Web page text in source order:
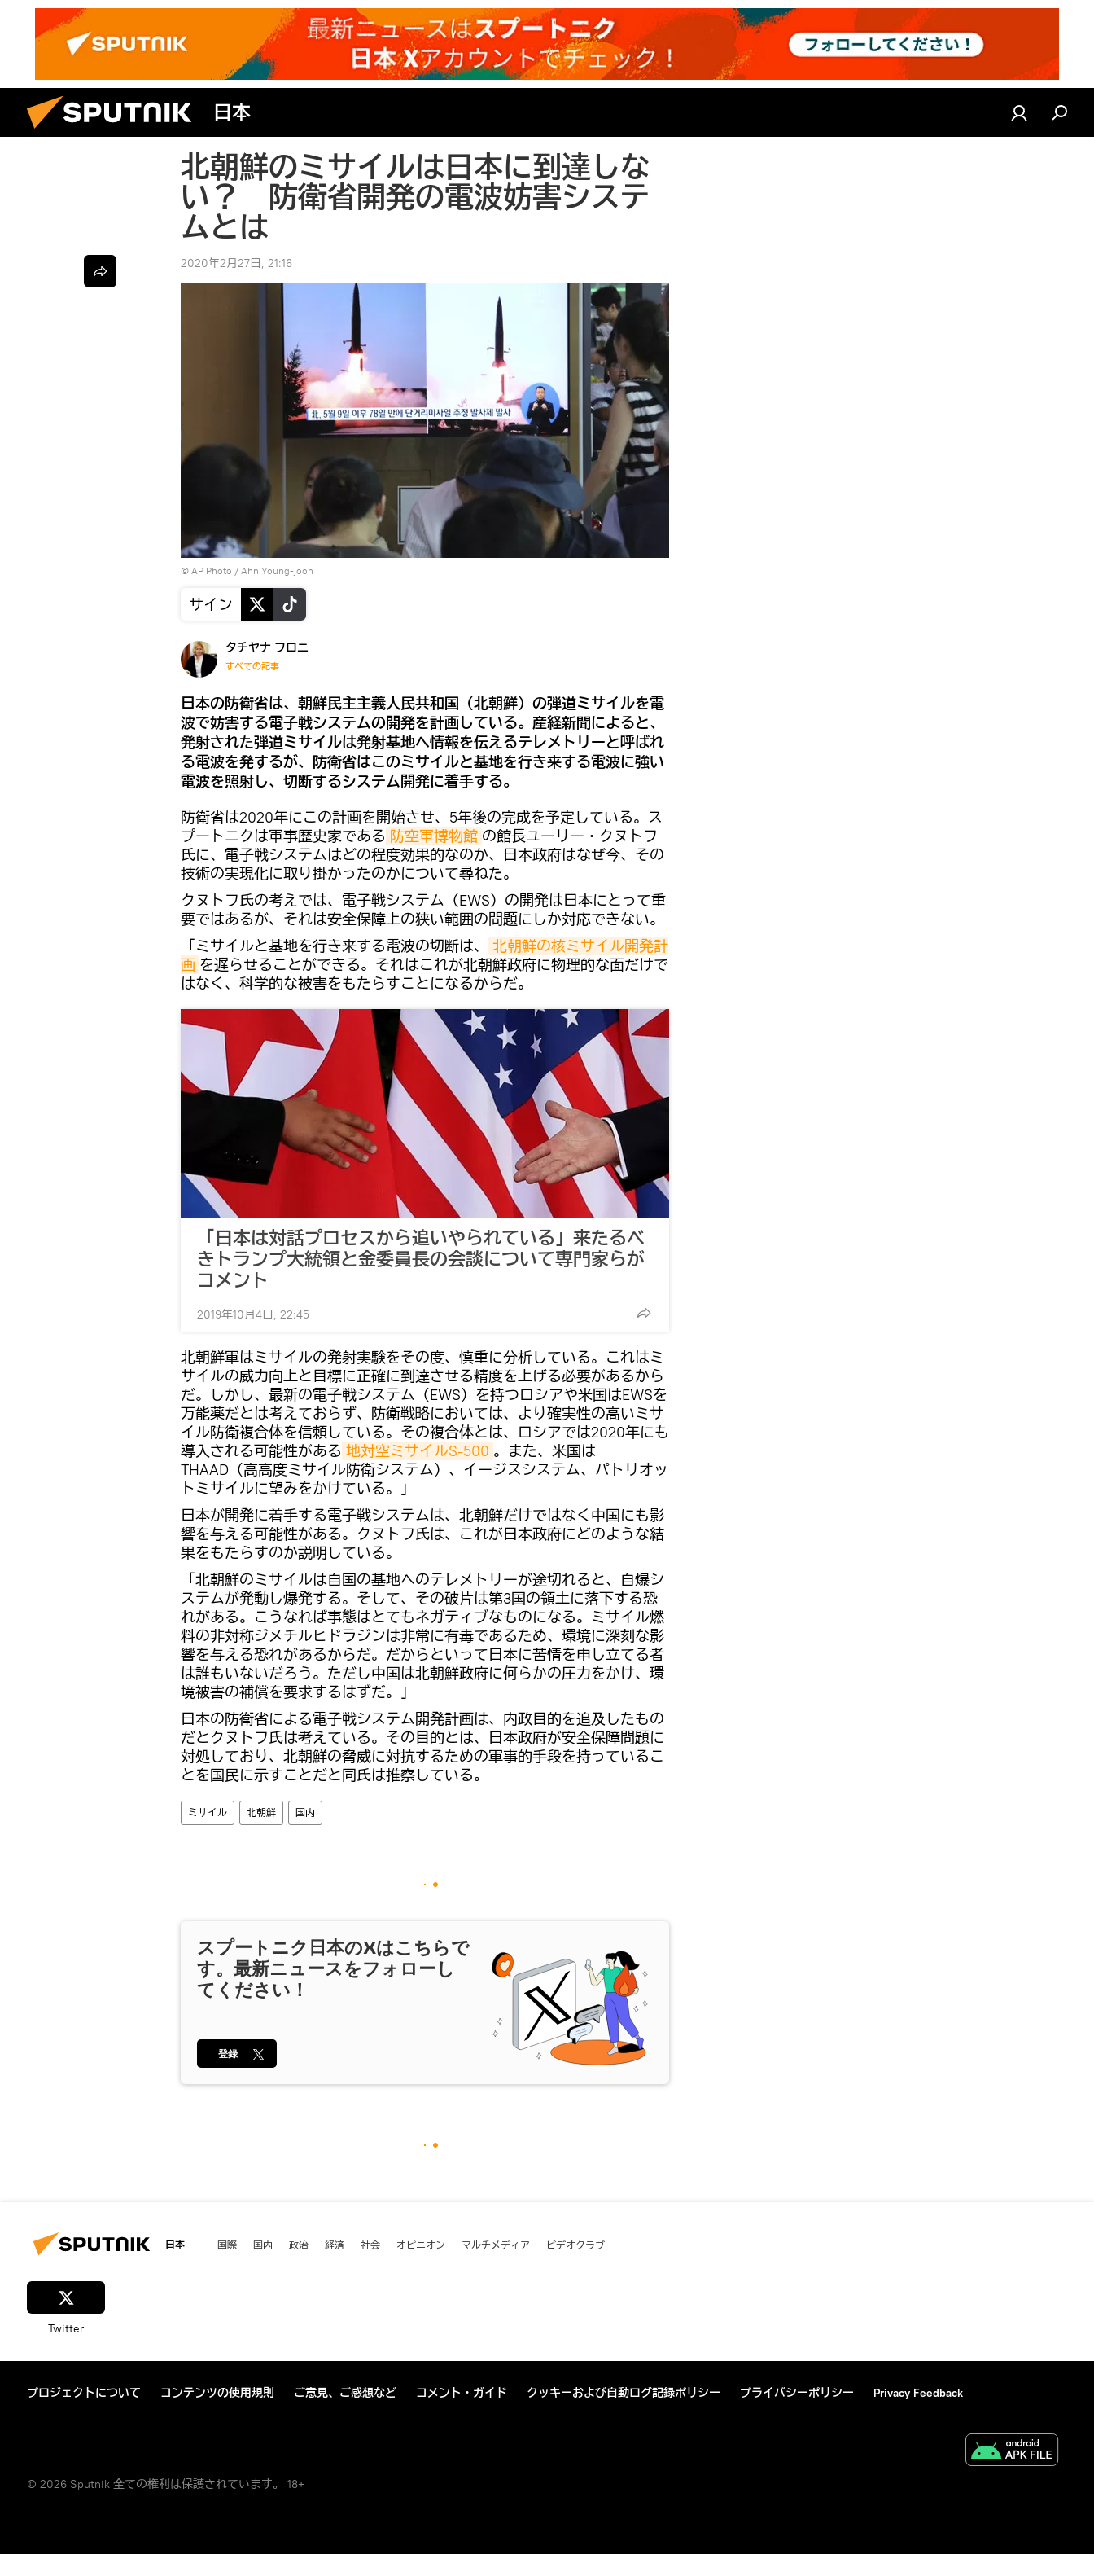
日本
北朝鮮のミサイルは日本に到達しな
い？ 防衛省開発の電波妨害システ
ムとは
2020年2月27日, 21:16
© AP Photo / Ahn Young-joon
サイン
タチヤナ フロニ
すべての記事
日本の防衛省は、朝鮮民主主義人民共和国（北朝鮮）の弾道ミサイルを電
波で妨害する電子戦システムの開発を計画している。産経新聞によると、
発射された弾道ミサイルは発射基地へ情報を伝えるテレメトリーと呼ばれ
る電波を発するが、防衛省はこのミサイルと基地を行き来する電波に強い
電波を照射し、切断するシステム開発に着手する。
防衛省は2020年にこの計画を開始させ、5年後の完成を予定している。ス
プートニクは軍事歴史家である 防空軍博物館 の館長ユーリー・クヌトフ
氏に、電子戦システムはどの程度効果的なのか、日本政府はなぜ今、その
技術の実現化に取り掛かったのかについて尋ねた。
クヌトフ氏の考えでは、電子戦システム（EWS）の開発は日本にとって重
要ではあるが、それは安全保障上の狭い範囲の問題にしか対応できない。
「ミサイルと基地を行き来する電波の切断は、
北朝鮮の核ミサイル開発計
画 を遅らせることができる。それはこれが北朝鮮政府に物理的な面だけで
はなく、科学的な被害をもたらすことになるからだ。
「日本は対話プロセスから追いやられている」来たるべ
きトランプ大統領と金委員長の会談について専門家らが
コメント
2019年10月4日, 22:45
北朝鮮軍はミサイルの発射実験をその度、慎重に分析している。これはミ
サイルの威力向上と目標に正確に到達させる精度を上げる必要があるから
だ。しかし、最新の電子戦システム（EWS）を持つロシアや米国はEWSを
万能薬だとは考えておらず、防衛戦略においては、より確実性の高いミサ
イル防衛複合体を信頼している。その複合体とは、ロシアでは2020年にも
導入される可能性がある 地対空ミサイルS-500 。また、米国は
THAAD（高高度ミサイル防衛システム）、イージスシステム、パトリオッ
トミサイルに望みをかけている。」
日本が開発に着手する電子戦システムは、北朝鮮だけではなく中国にも影
響を与える可能性がある。クヌトフ氏は、これが日本政府にどのような結
果をもたらすのか説明している。
「北朝鮮のミサイルは自国の基地へのテレメトリーが途切れると、自爆シ
ステムが発動し爆発する。そして、その破片は第3国の領土に落下する恐
れがある。こうなれば事態はとてもネガティブなものになる。ミサイル燃
料の非対称ジメチルヒドラジンは非常に有毒であるため、環境に深刻な影
響を与える恐れがあるからだ。だからといって日本に苦情を申し立てる者
は誰もいないだろう。ただし中国は北朝鮮政府に何らかの圧力をかけ、環
境被害の補償を要求するはずだ。」
日本の防衛省による電子戦システム開発計画は、内政目的を追及したもの
だとクヌトフ氏は考えている。その目的とは、日本政府が安全保障問題に
対処しており、北朝鮮の脅威に対抗するための軍事的手段を持っているこ
とを国民に示すことだと同氏は推察している。
ミサイル 北朝鮮 国内
スプートニク日本のXはこちらで
す。最新ニュースをフォローし
てください！
登録
日本 国際 国内 政治 経済 社会 オピニオン マルチメディア ビデオクラブ
Twitter
プロジェクトについて コンテンツの使用規則 ご意見、ご感想など コメント・ガイド クッキーおよび自動ログ記録ポリシー プライバシーポリシー Privacy Feedback
© 2026 Sputnik 全ての権利は保護されています。 18+